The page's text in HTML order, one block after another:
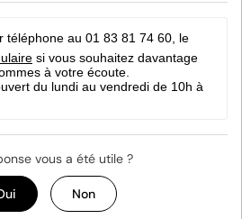
téléphone au 01 83 81 74 60, le
si vous souhaitez davantage
à votre écoute.
du lundi au vendredi de 10h à
vous a été utile ?
Non